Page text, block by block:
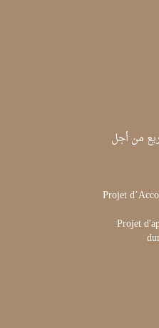
من أجل
Projet
Projet